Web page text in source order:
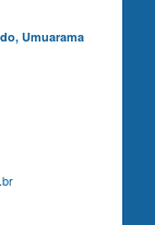
Umuarama